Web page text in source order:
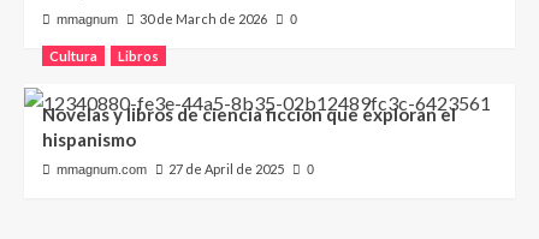
mmagnum 30 de March de 2026 0
Cultura Libros
Novelas y libros de ciencia ficción que exploran el
hispanismo
mmagnum.com 27 de April de 2025 0